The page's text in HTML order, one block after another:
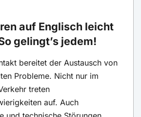
auf Englisch leicht
gelingt’s jedem!
bereitet der Austausch von
Probleme. Nicht nur im
treten
auf. Auch